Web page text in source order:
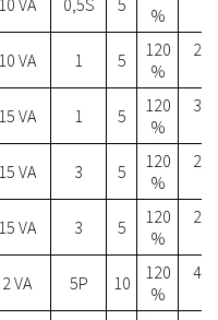
%
10 VA 1 5
120
%
15 VA 1 5
120
%
15 VA 3 5
120
%
15 VA 3 5
120
%
2 VA 5P 10
120
%